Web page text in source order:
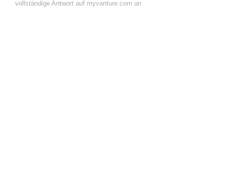
vollständige Antwort auf myvanture.com an